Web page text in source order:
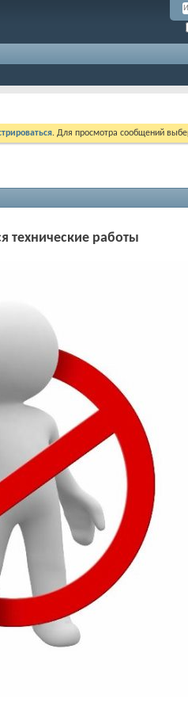
. Для просмотра сообщений
технические работы